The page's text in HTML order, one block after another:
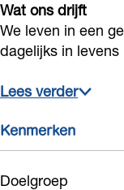
o
g
l
o
o
w
Wat ons drijft
We leven in een
dagelijks in
Lees verder
Kenmerken
Doelgroep